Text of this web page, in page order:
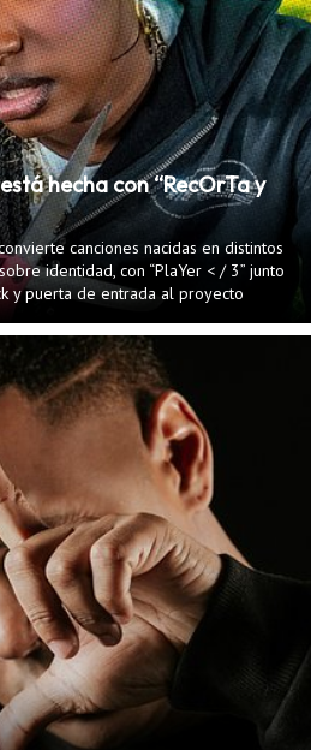
hecha con “RecOrTa y
canciones nacidas en distintos
identidad, con “PlaYer < / 3” junto
y puerta de entrada al proyecto